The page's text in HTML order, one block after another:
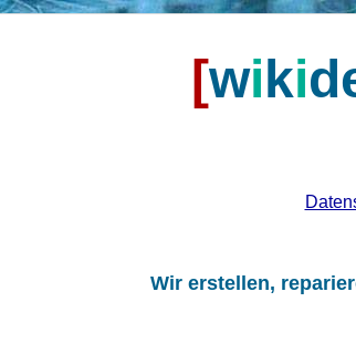
[wikid
Wir erstellen,